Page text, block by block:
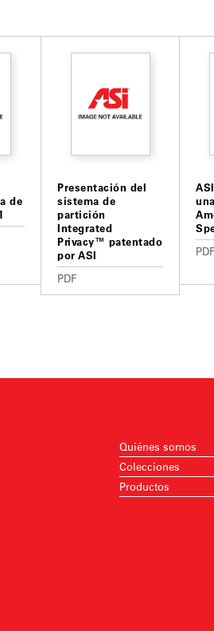
de
Presentación del
sistema de
partición
Integrated
Privacy™ patentado
por ASI
PDF
PDF
Quiénes somos
Colecciones
Productos